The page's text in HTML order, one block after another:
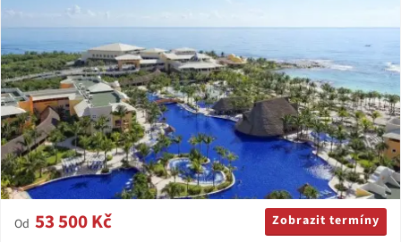
Od 53 500 Kč Zobrazit termíny